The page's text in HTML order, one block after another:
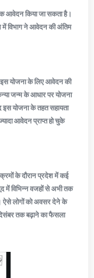
आवेदन किया जा सकता है।
में विभाग ने आवेदन की अंतिम
इस योजना के लिए आवेदन की
जन्म के आधार पर योजना
इस योजना के तहत सहायता
आवेदन प्राप्त हो चुके
के दौरान प्रदेश में कई
में विभिन्न वजहों से अभी तक
ऐसे लोगों को अवसर देने के
तक बढ़ाने का फैसला